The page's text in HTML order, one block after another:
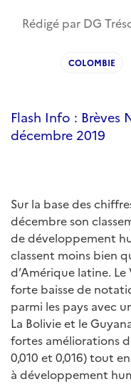
Rédigé par DG
COLOMBIE
Flash Info : Brèves
décembre 2019
Sur la base des
décembre son
de développement
classent moins bien
d’Amérique latine.
forte baisse de
parmi les pays avec
La Bolivie et le
fortes améliorations
0,010 et 0,016) tout
à développement